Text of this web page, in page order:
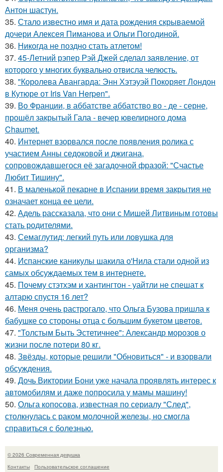
Антон шастун.
35. Стало известно имя и дата рождения скрываемой
дочери Алексея Пиманова и Ольги Погодиной.
36. Никогда не поздно стать атлетом!
37. 45-Летний рэпер Рэй Джей сделал заявление, от
которого у многих буквально отвисла челюсть.
38. "Королева Авангарда: Энн Хэтэуэй Покоряет Лондон
в Кутюре от Iris Van Herpen".
39. Во Франции, в аббатстве аббатство во - де - серне,
прошёл закрытый Гала - вечер ювелирного дома
Chaumet.
40. Интернет взорвался после появления ролика с
участием Анны седоковой и джигана,
сопровождавшегося её загадочной фразой: "Счастье
Любит Тишину".
41. В маленькой пекарне в Испании время закрытия не
означает конца ее цели.
42. Адель рассказала, что они с Мишей Литвиным готовы
стать родителями.
43. Семаглутид: легкий путь или ловушка для
организма?
44. Испанские каникулы шакила о'Нила стали одной из
самых обсуждаемых тем в интернете.
45. Почему стэтхэм и хантингтон - уайтли не спешат к
алтарю спустя 16 лет?
46. Меня очень растрогало, что Ольга Бузова пришла к
бабушке со стороны отца с большим букетом цветов.
47. "Толстым Быть Эстетичнее": Александр морозов о
жизни после потери 80 кг.
48. Звёзды, которые решили "Обновиться" - и взорвали
обсуждения.
49. Дочь Виктории Бони уже начала проявлять интерес к
автомобилям и даже попросила у мамы машину!
50. Ольга копосова, известная по сериалу "След",
столкнулась с раком молочной железы, но смогла
справиться с болезнью.
© 2026 Современная девушка
Контакты
Пользовательское соглашение